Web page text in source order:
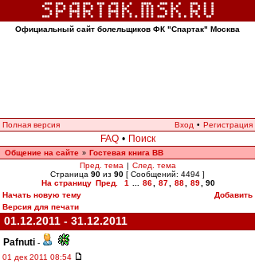
Официальный сайт болельщиков ФК "Спартак" Москва
Полная версия Вход • Регистрация
FAQ • Поиск
Общение на сайте » Гостевая книга ВВ
Пред. тема | След. тема
Страница 90 из 90 [ Сообщений: 4494 ]
На страницу Пред. 1 86 87 88 89
90
Начать новую тему
Добавить
Версия для печати
01.12.2011 - 31.12.2011
Pafnuti -
01 дек 2011 08:54